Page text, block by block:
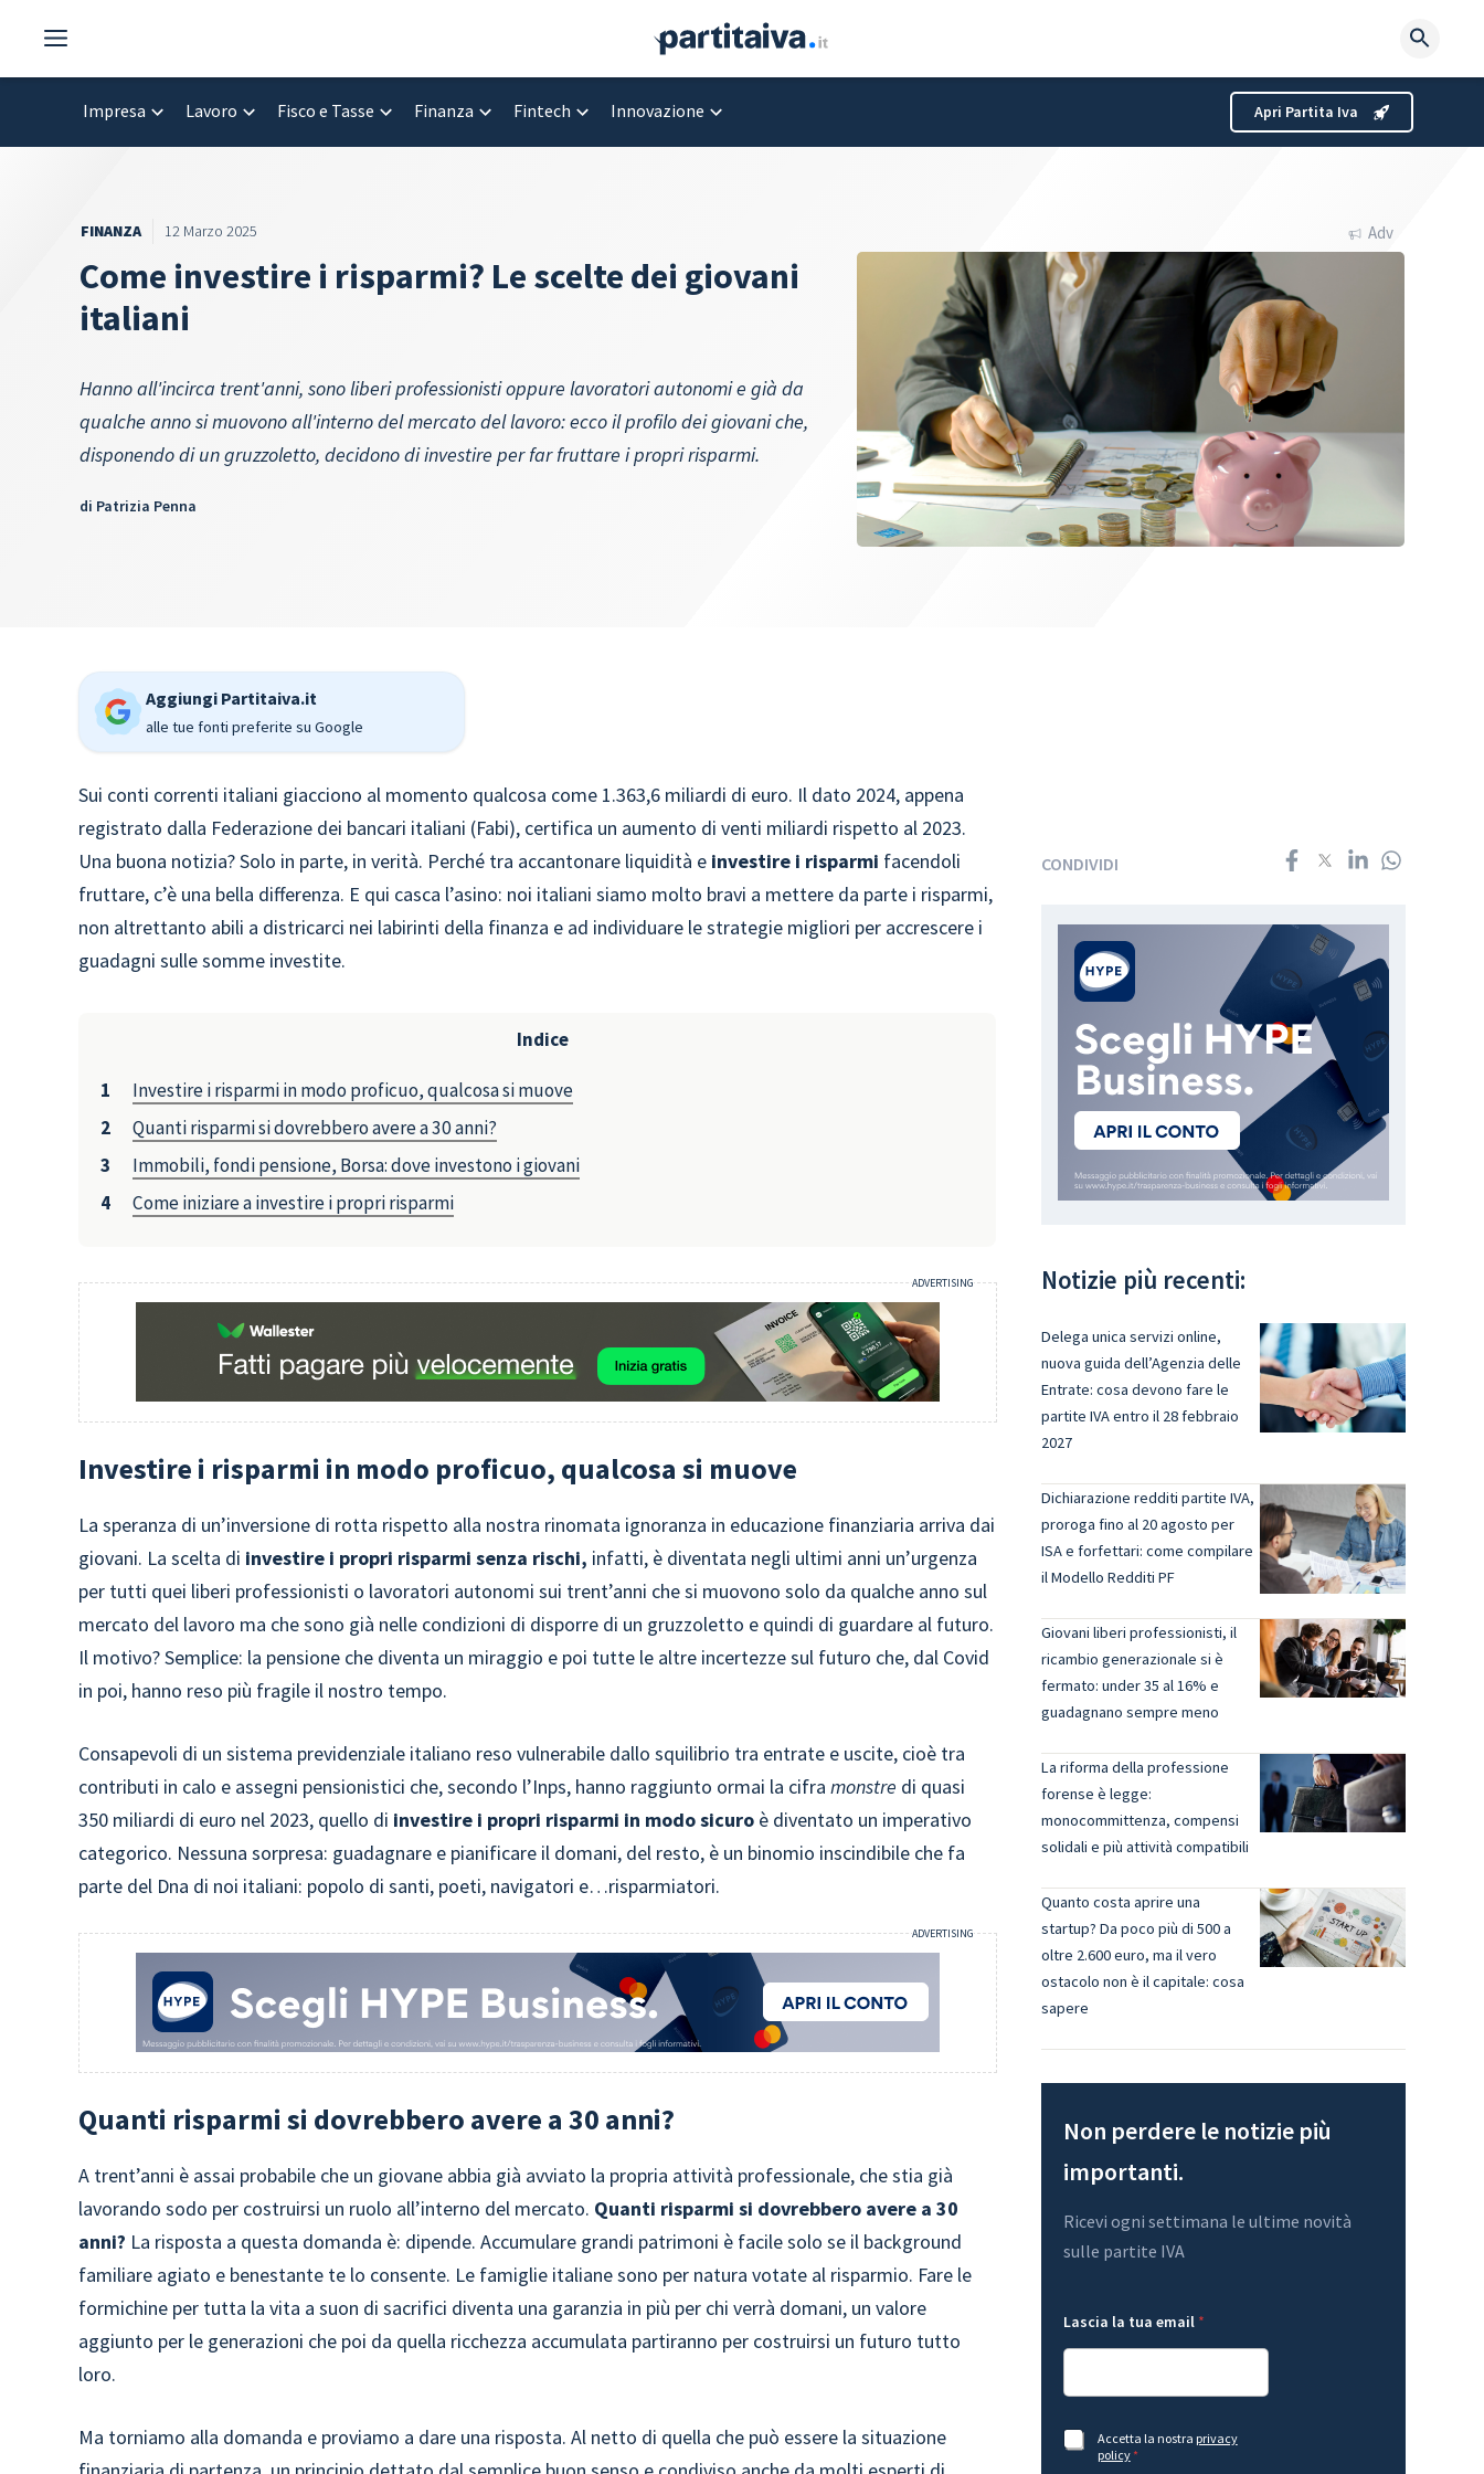
contenuto
Impresa Lavoro Fisco e Tasse Finanza Fintech Innovazione Apri Partita Iva
FINANZA 12 Marzo 2025
Come investire i risparmi? Le scelte dei giovani
italiani
Hanno all'incirca trent'anni, sono liberi professionisti oppure lavoratori autonomi e già da
qualche anno si muovono all'interno del mercato del lavoro: ecco il profilo dei giovani che,
disponendo di un gruzzoletto, decidono di investire per far fruttare i propri risparmi.
di Patrizia Penna
Adv
Aggiungi Partitaiva.it
alle tue fonti preferite su Google
Sui conti correnti italiani giacciono al momento qualcosa come 1.363,6 miliardi di euro. Il dato 2024, appena
registrato dalla Federazione dei bancari italiani (Fabi), certifica un aumento di venti miliardi rispetto al 2023.
Una buona notizia? Solo in parte, in verità. Perché tra accantonare liquidità e investire i risparmi facendoli
fruttare, c’è una bella differenza. E qui casca l’asino: noi italiani siamo molto bravi a mettere da parte i risparmi,
non altrettanto abili a districarci nei labirinti della finanza e ad individuare le strategie migliori per accrescere i
guadagni sulle somme investite.
Indice
Investire i risparmi in modo proficuo, qualcosa si muove
Quanti risparmi si dovrebbero avere a 30 anni?
Immobili, fondi pensione, Borsa: dove investono i giovani
Come iniziare a investire i propri risparmi
Investire i risparmi in modo proficuo, qualcosa si muove
La speranza di un’inversione di rotta rispetto alla nostra rinomata ignoranza in educazione finanziaria arriva dai
giovani. La scelta di investire i propri risparmi senza rischi, infatti, è diventata negli ultimi anni un’urgenza
per tutti quei liberi professionisti o lavoratori autonomi sui trent’anni che si muovono solo da qualche anno sul
mercato del lavoro ma che sono già nelle condizioni di disporre di un gruzzoletto e quindi di guardare al futuro.
Il motivo? Semplice: la pensione che diventa un miraggio e poi tutte le altre incertezze sul futuro che, dal Covid
in poi, hanno reso più fragile il nostro tempo.
Consapevoli di un sistema previdenziale italiano reso vulnerabile dallo squilibrio tra entrate e uscite, cioè tra
contributi in calo e assegni pensionistici che, secondo l’Inps, hanno raggiunto ormai la ciframonstre di quasi
350 miliardi di euro nel 2023, quello di investire i propri risparmi in modo sicuro è diventato un imperativo
categorico. Nessuna sorpresa: guadagnare e pianificare il domani, del resto, è un binomio inscindibile che fa
parte del Dna di noi italiani: popolo di santi, poeti, navigatori e…risparmiatori.
Quanti risparmi si dovrebbero avere a 30 anni?
A trent’anni è assai probabile che un giovane abbia già avviato la propria attività professionale, che stia già
lavorando sodo per costruirsi un ruolo all’interno del mercato. Quanti risparmi si dovrebbero avere a 30
anni? La risposta a questa domanda è: dipende. Accumulare grandi patrimoni è facile solo se il background
familiare agiato e benestante te lo consente. Le famiglie italiane sono per natura votate al risparmio. Fare le
formichine per tutta la vita a suon di sacrifici diventa una garanzia in più per chi verrà domani, un valore
aggiunto per le generazioni che poi da quella ricchezza accumulata partiranno per costruirsi un futuro tutto
loro.
Ma torniamo alla domanda e proviamo a dare una risposta. Al netto di quella che può essere la situazione
CONDIVIDI
Notizie più recenti:
Delega unica servizi online,
nuova guida dell’Agenzia delle
Entrate: cosa devono fare le
partite IVA entro il 28 febbraio
2027
Dichiarazione redditi partite IVA,
proroga fino al 20 agosto per
ISA e forfettari: come compilare
il Modello Redditi PF
Giovani liberi professionisti, il
ricambio generazionale si è
fermato: under 35 al 16% e
guadagnano sempre meno
La riforma della professione
forense è legge:
monocommittenza, compensi
solidali e più attività compatibili
Quanto costa aprire una
startup? Da poco più di 500 a
oltre 2.600 euro, ma il vero
ostacolo non è il capitale: cosa
sapere
Non perdere le notizie più
importanti.
Ricevi ogni settimana le ultime novità
sulle partite IVA
a
i
e
m
a
a
m
a
Lascia la tua email *
A
c
Accetta la nostra privacy
policy*